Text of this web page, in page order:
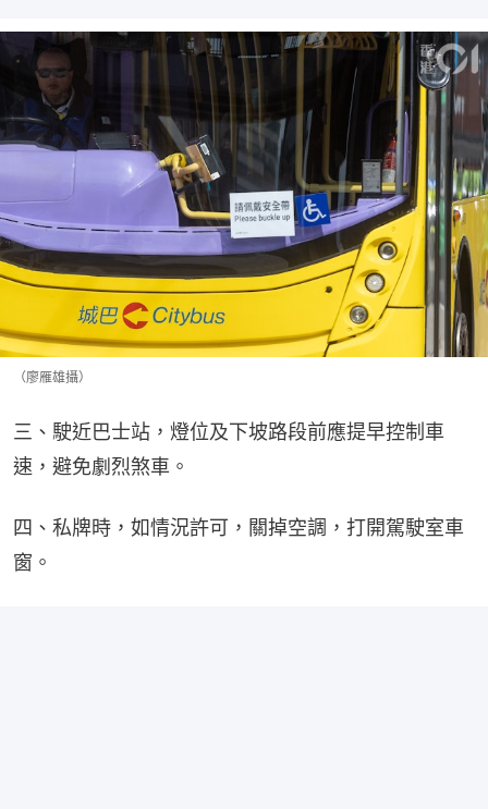
（廖雁雄攝）
三、駛近巴士站，燈位及下坡路段前應提早控制車
速，避免劇烈煞車。
四、私牌時，如情況許可，關掉空調，打開駕駛室車
窗。